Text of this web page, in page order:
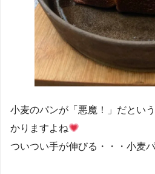
小麦のパンが「悪魔！」だとい
かりますよね
ついつい手が伸びる・・・小麦